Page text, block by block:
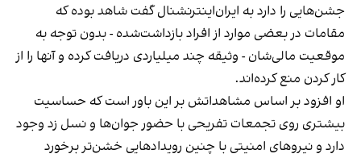
جشن‌هایی را دارد به ایران‌اینترنشنال گفت شاهد بوده که
مقامات در بعضی موارد از افراد بازداشت‌‌شده - بدون توجه به
موقعیت مالی‌شان - وثیقه چند میلیاردی دریافت کرده و آنها را از
کار کردن منع کرده‌اند.
او افزود بر اساس مشاهداتش بر این باور است که حساسیت
بیشتری روی تجمعات تفریحی با حضور جوان‌ها و نسل زد وجود
دارد و نیروهای امنیتی با چنین رویدادهایی خشن‌تر برخورد